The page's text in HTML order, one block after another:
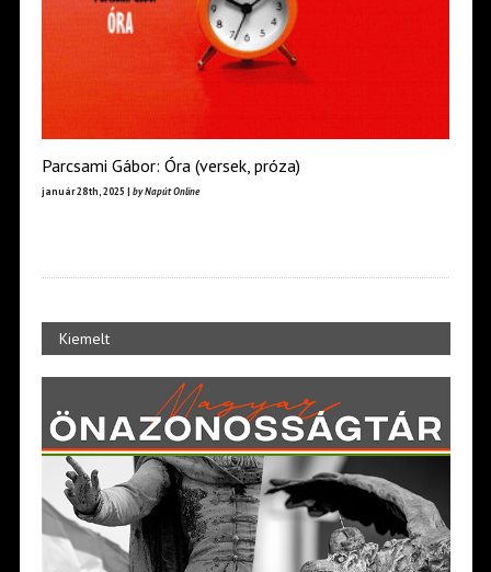
Parcsami Gábor: Óra (versek, próza)
január 28th, 2025 | by Napút Online
Kiemelt